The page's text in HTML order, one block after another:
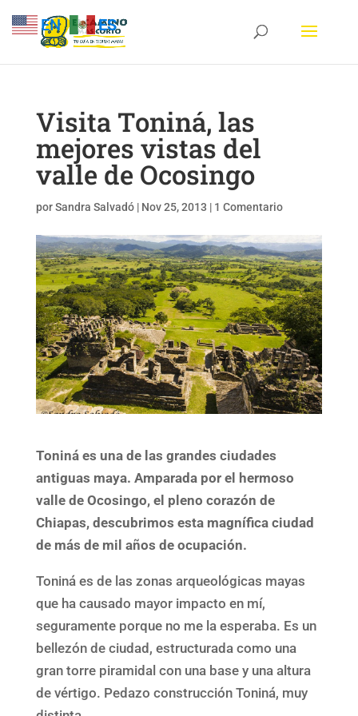
Visita Toniná, las
mejores vistas del
valle de Ocosingo
porSandra Salvadó| Nov 25, 2013 | 1 Comentario
Toniná es una de las grandes ciudades
antiguas maya. Amparada por el hermoso
valle de Ocosingo, el pleno corazón de
Chiapas, descubrimos esta magnífica ciudad
de más de mil años de ocupación.
Toniná es de las zonas arqueológicas mayas
que ha causado mayor impacto en mí,
seguramente porque no me la esperaba. Es un
bellezón de ciudad, estructurada como una
gran torre piramidal con una base y una altura
de vértigo. Pedazo construcción Toniná, muy
EN ES